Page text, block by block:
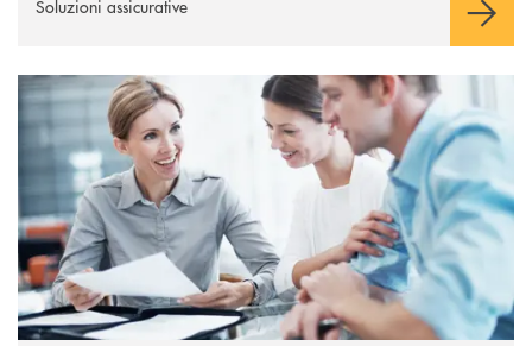
Soluzioni assicurative
Scopri di più Garanzie Internazionali &nbsp;“a prima richiesta”